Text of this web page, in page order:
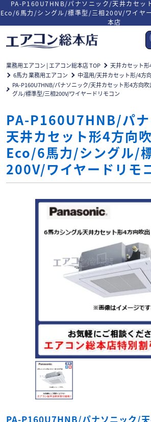
PA-P160U7HNB/パナソニック/天井カセッ
Eco/6馬力/シングル/標準型/三相200V/ワイヤ
本店
業務用エアコン | エアコン総本店 TOP
天井カセット形
6馬力 業務用エアコン
中温用/天井カセット形/4方
PA-P160U7HNB/パナソニック/天井カセット形4方向
グル/標準型/三相200V/ワイヤードリモコン
PA-P160U7HNB/パ
天井カセット形4方向
Eco/6馬力/シングル/
200V/ワイヤードリモ
PA-P160U7HNB/パナソニック/